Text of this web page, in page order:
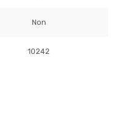
Non
10242